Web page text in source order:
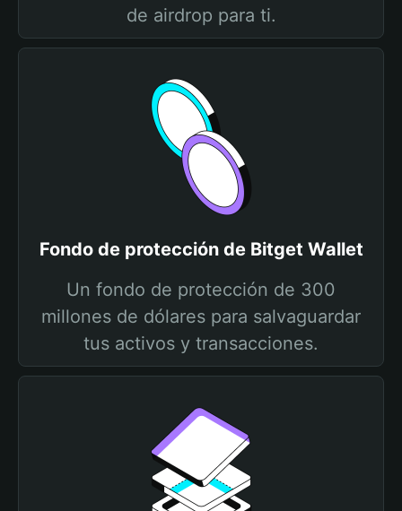
de airdrop para ti.
Fondo de protección de Bitget Wallet
Un fondo de protección de 300
millones de dólares para salvaguardar
tus activos y transacciones.